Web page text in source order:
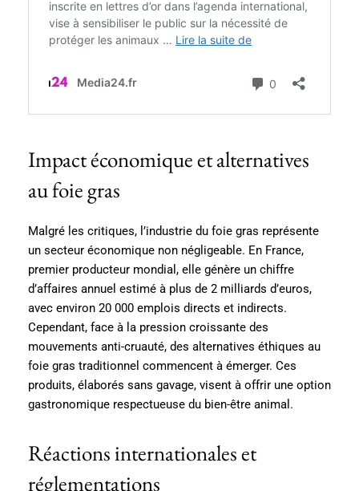
Impact économique et alternatives
au foie gras
Malgré les critiques, l’industrie du foie gras représente
un secteur économique non négligeable. En France,
premier producteur mondial, elle génère un chiffre
d’affaires annuel estimé à plus de 2 milliards d’euros,
avec environ 20 000 emplois directs et indirects.
Cependant, face à la pression croissante des
mouvements anti-cruauté, des alternatives éthiques au
foie gras traditionnel commencent à émerger. Ces
produits, élaborés sans gavage, visent à offrir une option
gastronomique respectueuse du bien-être animal.
Réactions internationales et
réglementations